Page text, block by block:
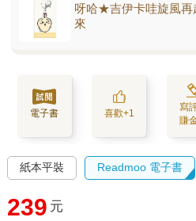
呀哈★吉伊卡哇旋風再
來
電子書 喜歡+1
寫
賺
紙本平裝 Readmoo 電子書
239 元